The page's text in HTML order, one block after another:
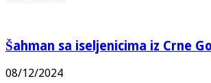
Šahman sa iseljenicima iz Crne
08/12/2024